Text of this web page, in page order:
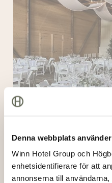
Denna webbplats
Winn Hotel Group och
enhetsidentifierare för att
annonserna till
Logen
Träkåtan